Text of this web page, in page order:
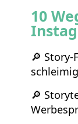
10
🔎
🔎